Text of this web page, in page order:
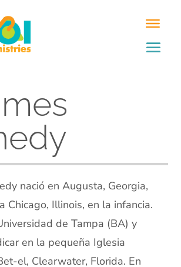
nació en Augusta, Georgia,
Chicago, Illinois, en la infancia.
de Tampa (BA) y
en la pequeña Iglesia
el, Clearwater, Florida. En